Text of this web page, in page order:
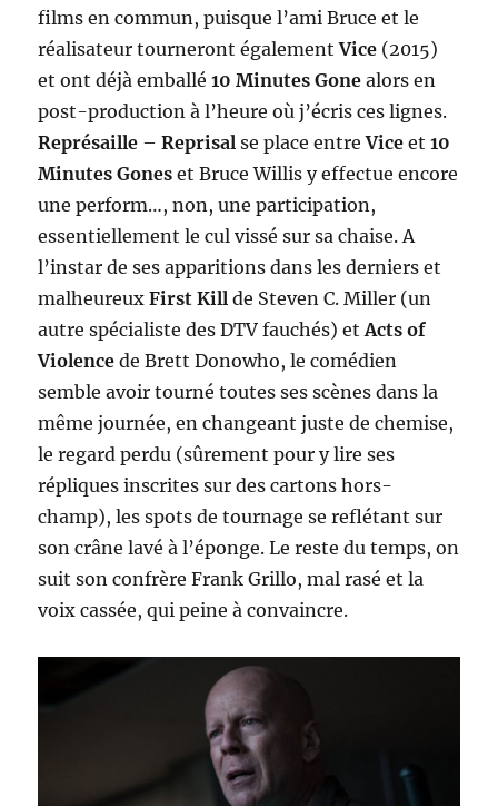
films en commun, puisque l’ami Bruce et le
réalisateur tourneront égalementVice (2015)
et ont déjà emballé10 Minutes Gone alors en
post-production à l’heure où j’écris ces lignes.
Représaille –Reprisal se place entreVice et10
Minutes Gones et Bruce Willis y effectue encore
une perform…, non, une participation,
essentiellement le cul vissé sur sa chaise. A
l’instar de ses apparitions dans les derniers et
malheureuxFirst Kill de Steven C. Miller (un
autre spécialiste des DTV fauchés) etActs of
Violence de Brett Donowho, le comédien
semble avoir tourné toutes ses scènes dans la
même journée, en changeant juste de chemise,
le regard perdu (sûrement pour y lire ses
répliques inscrites sur des cartons hors-
champ), les spots de tournage se reflétant sur
son crâne lavé à l’éponge. Le reste du temps, on
suit son confrère Frank Grillo, mal rasé et la
voix cassée, qui peine à convaincre.